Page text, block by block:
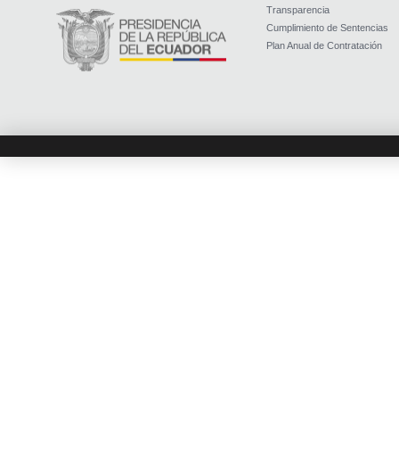
Transparencia
Cumplimiento de Sentencias
Plan Anual de Contratación